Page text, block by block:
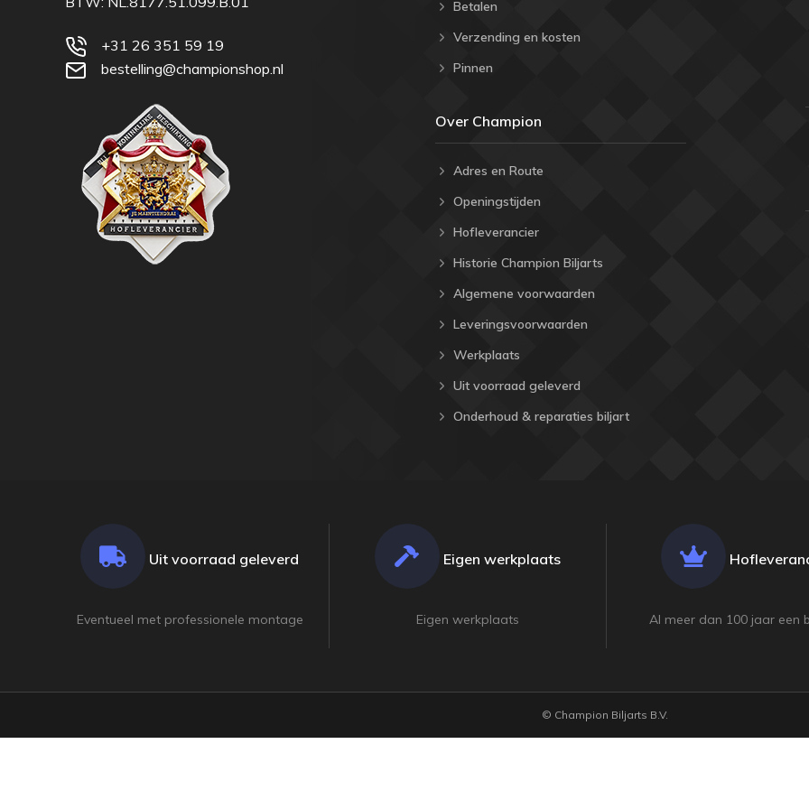
+31 26 351 59 19
bestelling@championshop.nl
Betalen
Verzending en kosten
Pinnen
Over Champion
Adres en Route
Openingstijden
Hofleverancier
Historie Champion Biljarts
Algemene voorwaarden
Leveringsvoorwaarden
Werkplaats
Uit voorraad geleverd
Onderhoud & reparaties biljart
Uit voorraad geleverd
Eventueel met professionele montage
Eigen werkplaats
Eigen werkplaats Al meer dan 100 jaar een
© Champion Biljarts B.V.